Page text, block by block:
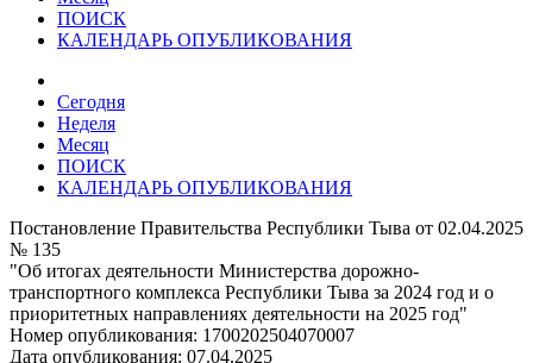
ПОИСК
КАЛЕНДАРЬ ОПУБЛИКОВАНИЯ
Сегодня
Неделя
Месяц
ПОИСК
КАЛЕНДАРЬ ОПУБЛИКОВАНИЯ
Постановление Правительства Республики Тыва от 02.04.2025
№ 135
"Об итогах деятельности Министерства дорожно-
транспортного комплекса Республики Тыва за 2024 год и о
приоритетных направлениях деятельности на 2025 год"
Номер опубликования: 1700202504070007
Дата опубликования: 07.04.2025